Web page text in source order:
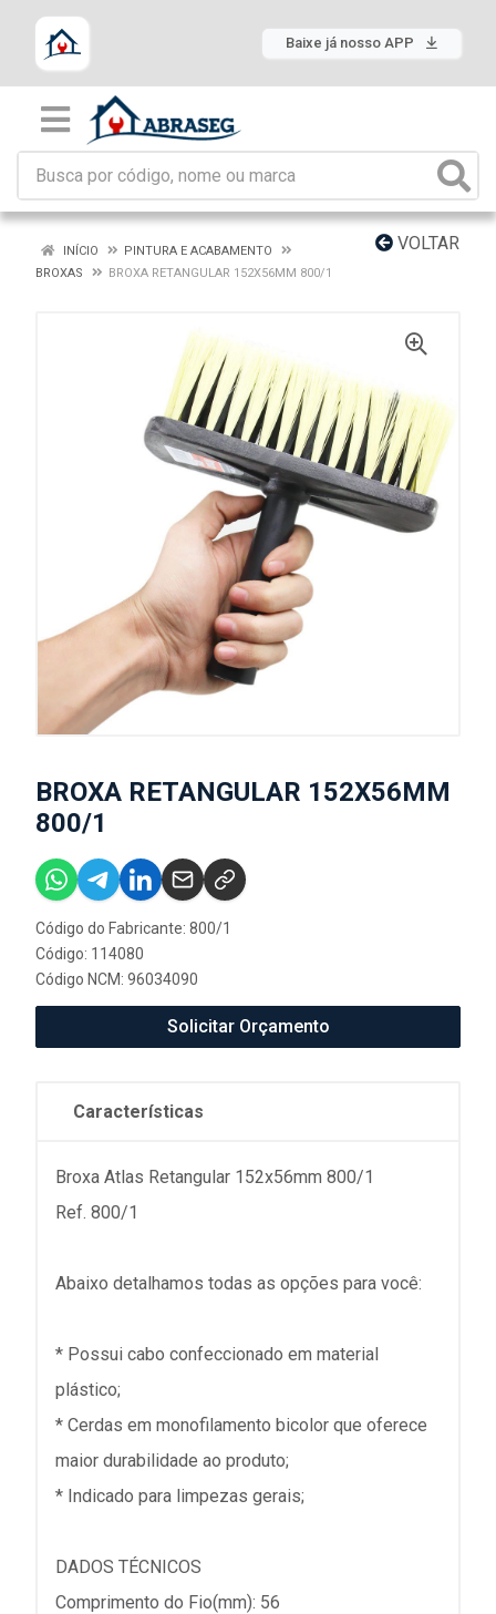
Baixe já nosso APP
VOLTAR
INÍCIO
PINTURA E ACABAMENTO
BROXAS
BROXA RETANGULAR 152X56MM 800/1
BROXA RETANGULAR 152X56MM
800/1
Código do Fabricante: 800/1
Código: 114080
Código NCM: 96034090
Solicitar Orçamento
Características
Broxa Atlas Retangular 152x56mm 800/1
Ref. 800/1
Abaixo detalhamos todas as opções para você:
* Possui cabo confeccionado em material
plástico;
* Cerdas em monofilamento bicolor que oferece
maior durabilidade ao produto;
* Indicado para limpezas gerais;
DADOS TÉCNICOS
Comprimento do Fio(mm): 56